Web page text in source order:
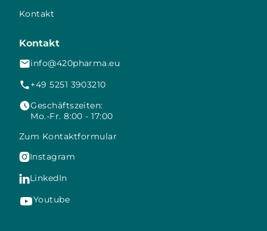
Kontakt
Kontakt
info@420pharma.eu
+49 5251 3903210
Geschäftszeiten:
Mo.-Fr. 8:00 - 17:00
Zum Kontaktformular
Instagram
LinkedIn
Youtube